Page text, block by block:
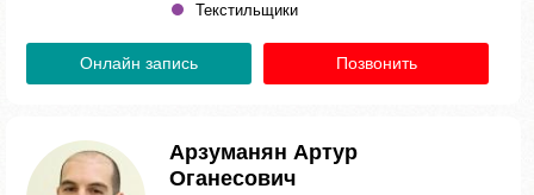
Текстильщики
Онлайн запись Позвонить
Арзуманян Артур
Оганесович